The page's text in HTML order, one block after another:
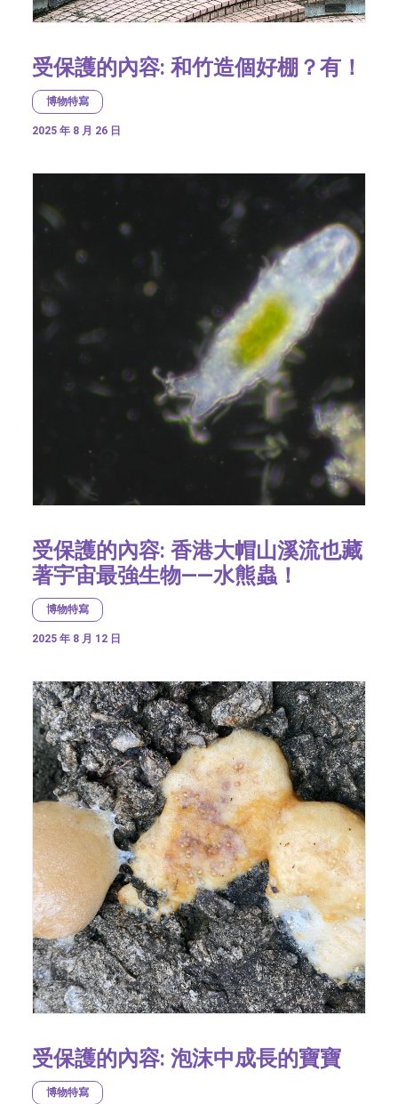
受保護的內容: 和竹造個好棚？有！
博物特寫
2025 年 8 月 26 日
受保護的內容: 香港大帽山溪流也藏
著宇宙最強生物——水熊蟲！
博物特寫
2025 年 8 月 12 日
受保護的內容: 泡沫中成長的寶寶
博物特寫